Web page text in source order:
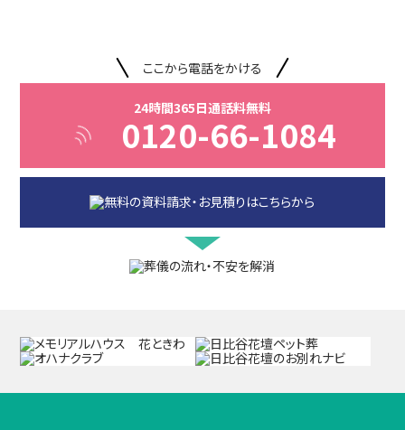
ここから電話をかける
24時間365日通話料無料
0120-66-1084